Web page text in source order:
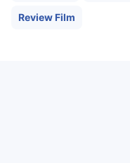
Review Film